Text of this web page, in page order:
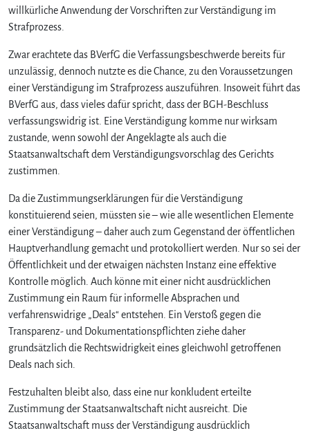
willkürliche Anwendung der Vorschriften zur Verständigung im
Strafprozess.
Zwar erachtete das BVerfG die Verfassungsbeschwerde bereits für
unzulässig, dennoch nutzte es die Chance, zu den Voraussetzungen
einer Verständigung im Strafprozess auszuführen. Insoweit führt das
BVerfG aus, dass vieles dafür spricht, dass der BGH-Beschluss
verfassungswidrig ist. Eine Verständigung komme nur wirksam
zustande, wenn sowohl der Angeklagte als auch die
Staatsanwaltschaft dem Verständigungsvorschlag des Gerichts
zustimmen.
Da die Zustimmungserklärungen für die Verständigung
konstituierend seien, müssten sie – wie alle wesentlichen Elemente
einer Verständigung – daher auch zum Gegenstand der öffentlichen
Hauptverhandlung gemacht und protokolliert werden. Nur so sei der
Öffentlichkeit und der etwaigen nächsten Instanz eine effektive
Kontrolle möglich. Auch könne mit einer nicht ausdrücklichen
Zustimmung ein Raum für informelle Absprachen und
verfahrenswidrige „Deals“ entstehen. Ein Verstoß gegen die
Transparenz- und Dokumentationspflichten ziehe daher
grundsätzlich die Rechtswidrigkeit eines gleichwohl getroffenen
Deals nach sich.
Festzuhalten bleibt also, dass eine nur konkludent erteilte
Zustimmung der Staatsanwaltschaft nicht ausreicht. Die
Staatsanwaltschaft muss der Verständigung ausdrücklich